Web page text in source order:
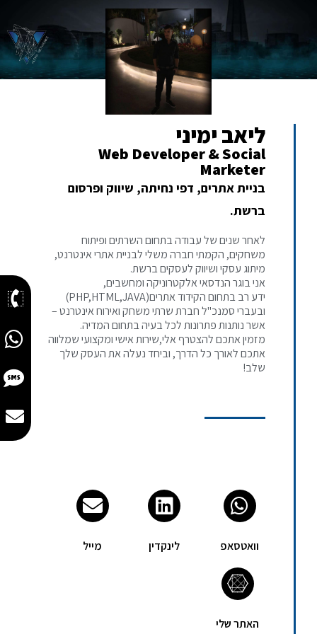
ליאב ימיני
Web Developer & Social
Marketer
בניית אתרים, דפי נחיתה, שיווק ופרסום
ברשת.
לאחר שנים של עבודה בתחום השרתים ופיתוח
משחקים, הקמתי חברה משלי לבניית אתרי אינטרנט,
מיתוג עסקי ושיווק לעסקים ברשת.
אני בוגר הנדסאי אלקטרוניקה ומחשבים,
ידע רב בתחום הקידוד אתרים(PHP,HTML,JAVA)
ובעברי סמנכ"ל חברת שרתי משחק ואירוח אינטרנט –
אשר נותנות פתרונות לכל בעיה בתחום המדיה.
מזמין אתכם להצטרף אלי,שירות אישי ומקצועי שמלווה
אתכם לאורך כל הדרך, וביחד נעלה את העסק שלך
שלב!
וואטסאפ לינקדין מייל
האתר שלי